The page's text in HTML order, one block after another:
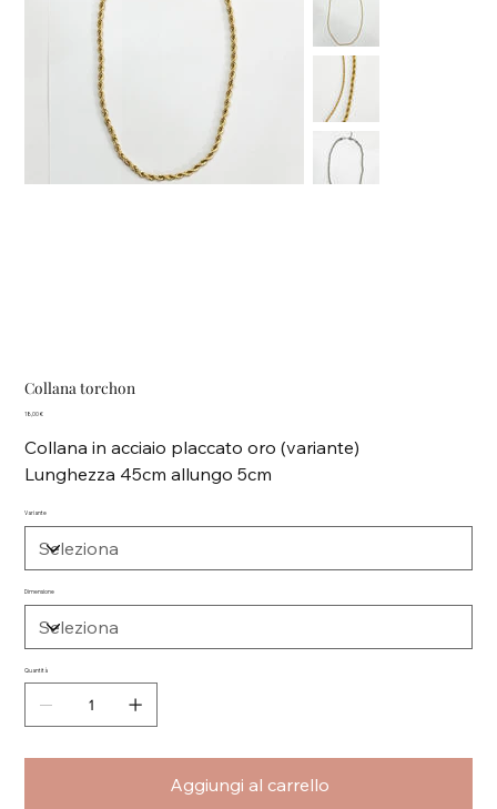
Collana torchon
Prezzo
18,00 €
Collana in acciaio placcato oro (variante)
Lunghezza 45cm allungo 5cm
Variante
Dimensione
Quantità
Aggiungi al carrello